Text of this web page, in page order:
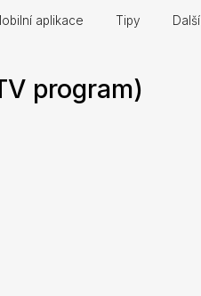
aplikace Tipy Další
program)